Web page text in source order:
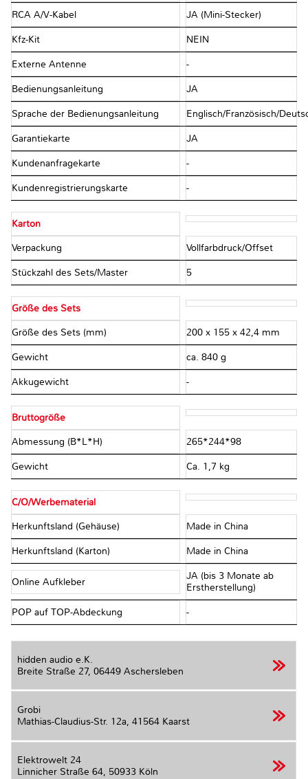
RCA A/V-Kabel JA (Mini-Stecker)
Kfz-Kit NEIN
Externe Antenne -
Bedienungsanleitung JA
Sprache der Bedienungsanleitung Englisch/Französisch/
Garantiekarte JA
Kundenanfragekarte -
Kundenregistrierungskarte -
Karton
Verpackung Vollfarbdruck/Offset
Stückzahl des Sets/Master 5
Größe des Sets
Größe des Sets (mm) 200 x 155 x 42,4 mm
Gewicht ca. 840 g
Akkugewicht -
Bruttogröße
Abmessung (B*L*H) 265*244*98
Gewicht Ca. 1,7 kg
C/O/Werbematerial
Herkunftsland (Gehäuse) Made in China
Herkunftsland (Karton) Made in China
Online Aufkleber
JA (bis 3 Monate ab
Erstherstellung)
POP auf TOP-Abdeckung -
hidden audio e.K.
Breite Straße 27, 06449 Aschersleben
Grobi
Mathias-Claudius-Str. 12a, 41564 Kaarst
Elektrowelt 24
Linnicher Straße 64, 50933 Köln